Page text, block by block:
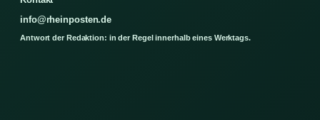
info@rheinposten.de
Antwort der Redaktion: in der Regel innerhalb eines Werktags.